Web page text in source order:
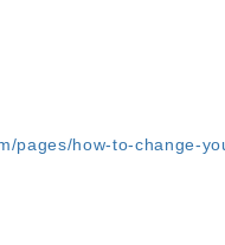
pages/how-to-change-